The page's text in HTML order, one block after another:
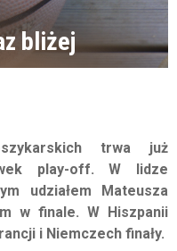
bliżej
trwa już
play-off. W lidze
udziałem Mateusza
w finale. W Hiszpanii
i Niemczech finały.